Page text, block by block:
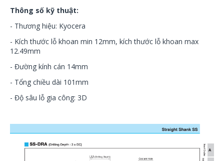
Thông số kỹ thuật:
- Thương hiệu: Kyocera
- Kích thước lỗ khoan min 12mm, kích thước lỗ khoan max
12.49mm
- Đường kính cán 14mm
- Tổng chiều dài 101mm
- Độ sâu lỗ gia công: 3D